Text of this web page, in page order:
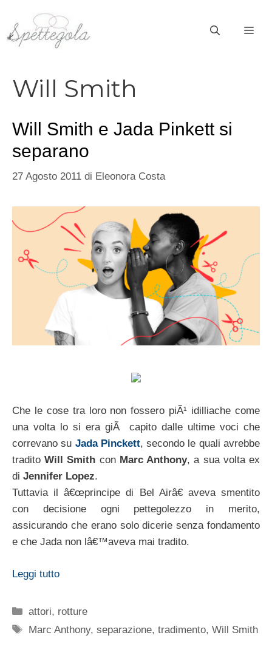
contenuto
Will Smith
Will Smith e Jada Pinkett si
separano
27 Agosto 2011 di Eleonora Costa
Che le cose tra loro non fossero piÃ¹ idilliache come
una volta lo si era giÃ capito dalle ultime voci che
correvano su Jada Pinckett, secondo le quali avrebbe
traditoWill Smith con Marc Anthony, a sua volta ex
di Jennifer Lopez.
Tuttavia il â€œprincipe di Bel Airâ€ aveva smentito
con decisione ogni pettegolezzo in merito,
assicurando che erano solo dicerie senza fondamento
e che Jada non lâ€™aveva mai tradito.
Leggi tutto
Categorie
attori, rotture
Tag
Marc Anthony,separazione,tradimento,Will Smith